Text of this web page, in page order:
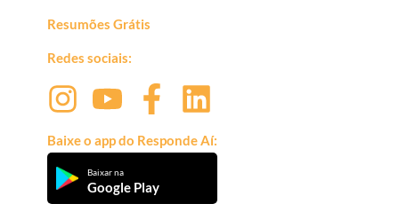
Resumões Grátis
Redes sociais:
Baixe o app do Responde Aí:
Baixar na
Google Play